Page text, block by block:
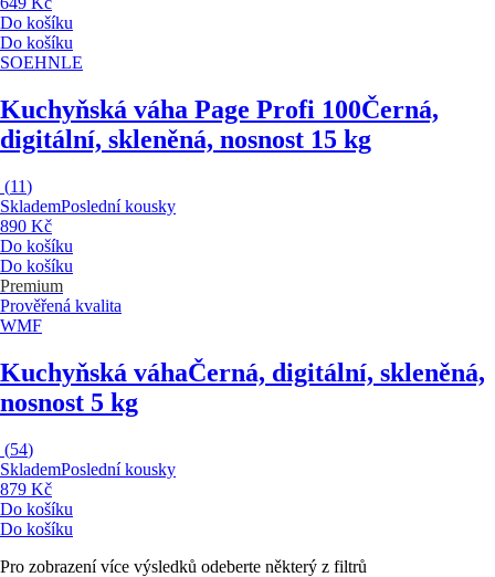
Do košíku
Do košíku
SOEHNLE
Kuchyňská váha Page Profi 100Černá,
digitální, skleněná, nosnost 15 kg
(11)
SklademPoslední kousky
890 Kč
Do košíku
Do košíku
Premium
Prověřená kvalita
WMF
Kuchyňská váhaČerná, digitální, skleněná,
nosnost 5 kg
(54)
SklademPoslední kousky
879 Kč
Do košíku
Do košíku
Pro zobrazení více výsledků odeberte některý z filtrů